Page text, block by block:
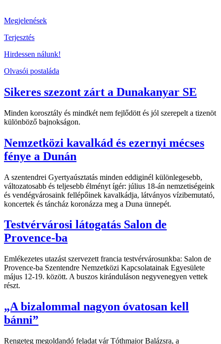
Megjelenések
Terjesztés
Hirdessen nálunk!
Olvasói postaláda
Sikeres szezont zárt a Dunakanyar SE
Minden korosztály és mindkét nem fejlődött és jól szerepelt a tizenöt
különböző bajnokságon.
Nemzetközi kavalkád és ezernyi mécses
fénye a Dunán
A szentendrei Gyertyaúsztatás minden eddiginél különlegesebb,
változatosabb és teljesebb élményt ígér: július 18-án nemzetiségeink
és vendégvárosaink fellépőinek kavalkádja, látványos vízibemutató,
koncertek és táncház koronázza meg a Duna ünnepét.
Testvérvárosi látogatás Salon de
Provence-ba
Emlékezetes utazást szervezett francia testvérvárosunkba: Salon de
Provence-ba Szentendre Nemzetközi Kapcsolatainak Egyesülete
május 12-19. között. A buszos kiránduláson negyvenegyen vettek
részt.
„A bizalommal nagyon óvatosan kell
bánni”
Rengeteg megoldandó feladat vár Tóthmajor Balázsra, a